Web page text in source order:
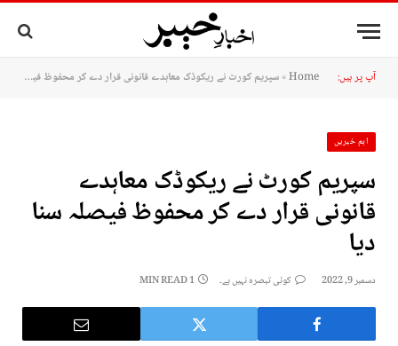
آپ پر ہیں: Home
»سپریم کورٹ نے ریکوڈک معاہدے قانونی قرار دے کر محفوظ فیصلہ سنا دیا
اہم خبریں
سپریم کورٹ نے ریکوڈک معاہدے
قانونی قرار دے کر محفوظ فیصلہ سنا
دیا
دسمبر 9, 2022 کوئی تبصرہ نہیں ہے۔ 1 MIN READ